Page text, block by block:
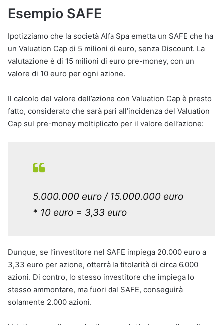
Esempio SAFE
Ipotizziamo che la società Alfa Spa emetta un SAFE che ha
un Valuation Cap di 5 milioni di euro, senza Discount. La
valutazione è di 15 milioni di euro pre-money, con un
valore di 10 euro per ogni azione.
Il calcolo del valore dell’azione con Valuation Cap è presto
fatto, considerato che sarà pari all’incidenza del Valuation
Cap sul pre-money moltiplicato per il valore dell’azione:
5.000.000 euro / 15.000.000 euro
* 10 euro = 3,33 euro
Dunque, se l’investitore nel SAFE impiega 20.000 euro a
3,33 euro per azione, otterrà la titolarità di circa 6.000
azioni. Di contro, lo stesso investitore che impiega lo
stesso ammontare, ma fuori dal SAFE, conseguirà
solamente 2.000 azioni.